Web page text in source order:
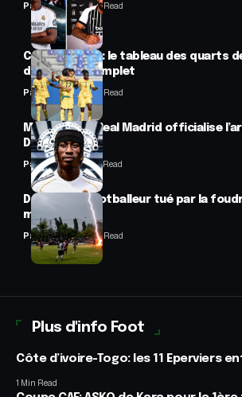
Panafrofoot2 Min Read
CAN féminine : le tableau des quarts
désormais complet
Panafrofoot2 Min Read
Mercato : Le Real Madrid officialise
Diomandé
Panafrofoot1 Min Read
Drame : un footballeur tué par la
match
Panafrofoot2 Min Read
Plus d'info Foot
Côte d’ivoire-Togo: les 11 Eperviers
1 Min Read